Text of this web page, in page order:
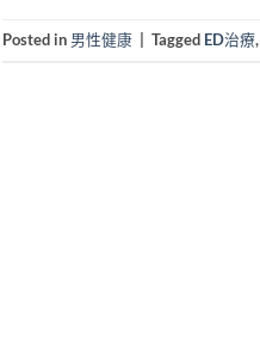
Posted in 男性健康 Tagged ED治療,